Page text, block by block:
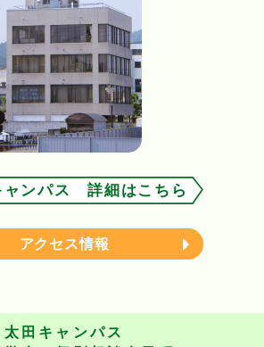
ャンパス 詳細はこちら
アクセス情報
太田キャンパス